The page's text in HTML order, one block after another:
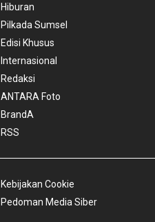
Hiburan
Pilkada Sumsel
Edisi Khusus
Internasional
Redaksi
ANTARA Foto
BrandA
RSS
Kebijakan Cookie
Pedoman Media Siber